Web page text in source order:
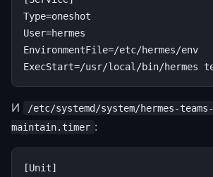
Type=oneshot
User=hermes
EnvironmentFile=/etc/hermes/env
ExecStart=/usr/local/bin/hermes
И
/etc/systemd/system/hermes-
maintain.timer :
[Unit]